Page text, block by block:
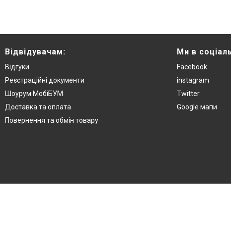
Відвідувачам:
Відгуки
Реєстраційні документи
Шоурум МобіБУМ
Доставка та оплата
Повернення та обмін товару
Ми в
Facebook
instagram
Twitter
Google мапи